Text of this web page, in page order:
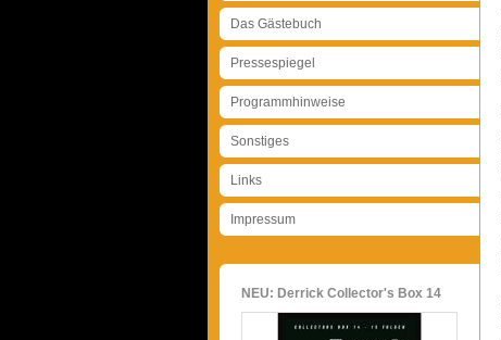
Das Gästebuch
Pressespiegel
Programmhinweise
Sonstiges
Links
Impressum
NEU: Derrick Collector's Box 14